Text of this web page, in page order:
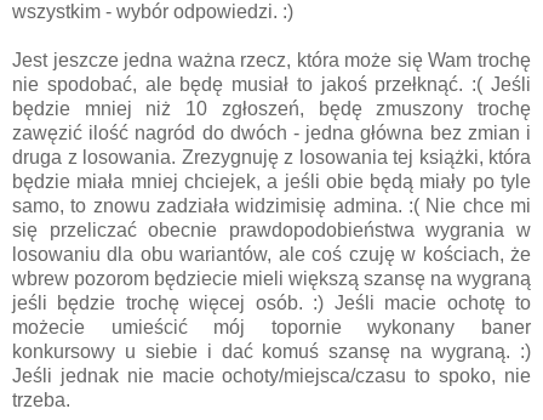
wszystkim - wybór odpowiedzi. :)
Jest jeszcze jedna ważna rzecz, która może się Wam trochę
nie spodobać, ale będę musiał to jakoś przełknąć. :( Jeśli
będzie mniej niż 10 zgłoszeń, będę zmuszony trochę
zawęzić ilość nagród do dwóch - jedna główna bez zmian i
druga z losowania. Zrezygnuję z losowania tej książki, która
będzie miała mniej chciejek, a jeśli obie będą miały po tyle
samo, to znowu zadziała widzimisię admina. :( Nie chce mi
się przeliczać obecnie prawdopodobieństwa wygrania w
losowaniu dla obu wariantów, ale coś czuję w kościach, że
wbrew pozorom będziecie mieli większą szansę na wygraną
jeśli będzie trochę więcej osób. :) Jeśli macie ochotę to
możecie umieścić mój topornie wykonany baner
konkursowy u siebie i dać komuś szansę na wygraną. :)
Jeśli jednak nie macie ochoty/miejsca/czasu to spoko, nie
trzeba.